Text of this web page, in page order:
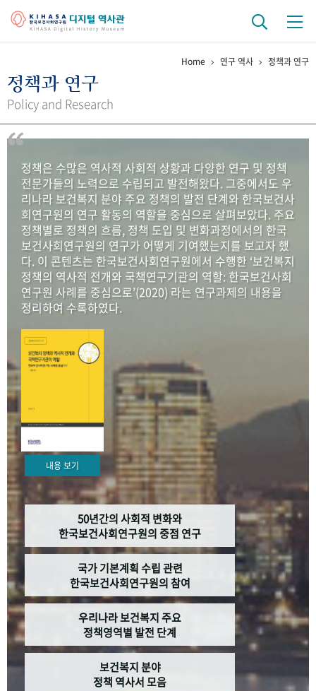
걸어온 길 기관 변천사
연구 역사
정책과 연구 키워드로 보는 연구 역사
연구자들
간행물 변천사
기록물 아카이브
사진 아카이브 문서 기록물 행정박물 영상 기록물
50+1주년 기념
성과 50선 숫자로 보는 50년
세계와 함께 한 KIHASA
VR 역사관
Home 연구 역사 정책과 연구
정책과 연구
Policy and Research
정책은 수많은 역사적 사회적 상황과 다양한 연구 및 정책
전문가들의 노력으로 수립되고 발전해왔다. 그중에서도 우
리나라 보건복지 분야 주요 정책의 발전 단계와 한국보건사
회연구원의 연구 활동의 역할을 중심으로 살펴보았다. 주요
정책별로 정책의 흐름, 정책 도입 및 변화과정에서의 한국
보건사회연구원의 연구가 어떻게 기여했는지를 보고자 했
다. 이 콘텐츠는 한국보건사회연구원에서 수행한 ‘보건복지
정책의 역사적 전개와 국책연구기관의 역할: 한국보건사회
연구원 사례를 중심으로’(2020) 라는 연구과제의 내용을
정리하여 수록하였다.
내용 보기
50년간의 사회적 변화와
한국보건사회연구원의 중점 연구
국가 기본계획 수립 관련
한국보건사회연구원의 참여
우리나라 보건복지 주요
정책영역별 발전 단계
보건복지 분야
정책 역사서 모음